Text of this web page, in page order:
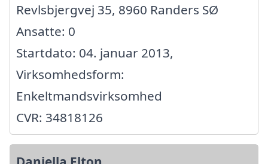
Revlsbjergvej 35, 8960 Randers SØ
Ansatte: 0
Startdato: 04. januar 2013,
Virksomhedsform:
Enkeltmandsvirksomhed
CVR: 34818126